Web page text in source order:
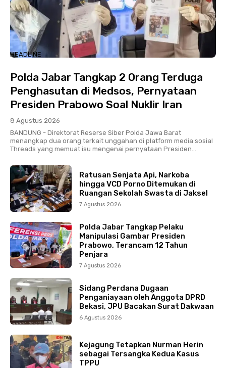
HEADLINE
Polda Jabar Tangkap 2 Orang Terduga
Penghasutan di Medsos, Pernyataan
Presiden Prabowo Soal Nuklir Iran
8 Agustus 2026
BANDUNG - Direktorat Reserse Siber Polda Jawa Barat
menangkap dua orang terkait unggahan di platform media sosial
Threads yang memuat isu mengenai pernyataan Presiden...
Ratusan Senjata Api, Narkoba
hingga VCD Porno Ditemukan di
Ruangan Sekolah Swasta di Jaksel
7 Agustus 2026
Polda Jabar Tangkap Pelaku
Manipulasi Gambar Presiden
Prabowo, Terancam 12 Tahun
Penjara
7 Agustus 2026
Sidang Perdana Dugaan
Penganiayaan oleh Anggota DPRD
Bekasi, JPU Bacakan Surat Dakwaan
6 Agustus 2026
Kejagung Tetapkan Nurman Herin
sebagai Tersangka Kedua Kasus
TPPU